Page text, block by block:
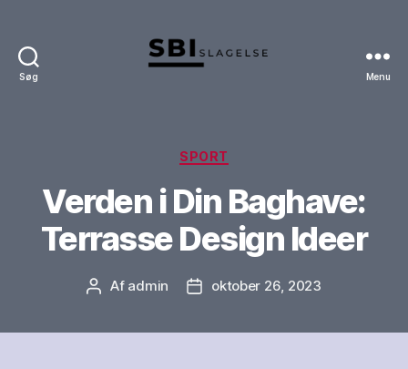
Søg Menu
Kategorier
SPORT
Verden i Din Baghave:
Terrasse Design Ideer
Indlægsforfatter
Af admin Indlægsdato
oktober 26, 2023